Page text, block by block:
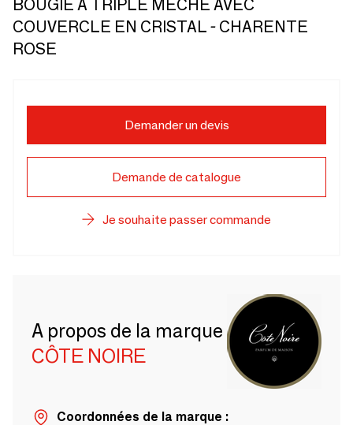
BOUGIE À TRIPLE MÈCHE AVEC
COUVERCLE EN CRISTAL - CHARENTE
ROSE
Demander un devis
Demande de catalogue
Je souhaite passer commande
A propos de la marque
CÔTE NOIRE
Coordonnées de la marque :